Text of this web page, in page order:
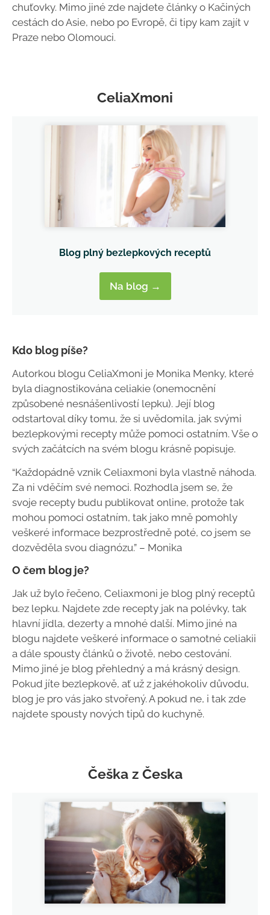
chuťovky. Mimo jiné zde najdete články o Kačiných
cestách do Asie, nebo po Evropě, či tipy kam zajít v
Praze nebo Olomouci.
CeliaXmoni
Blog plný bezlepkových receptů
Na blog →
Kdo blog píše?
Autorkou blogu CeliaXmoni je Monika Menky, které
byla diagnostikována celiakie (onemocnění
způsobené nesnášenlivostí lepku). Její blog
odstartoval díky tomu, že si uvědomila, jak svými
bezlepkovými recepty může pomoci ostatním. Vše o
svých začátcích na svém blogu krásně popisuje.
“Každopádně vznik Celiaxmoni byla vlastně náhoda.
Za ni vděčím své nemoci. Rozhodla jsem se, že
svoje recepty budu publikovat online, protože tak
mohou pomoci ostatním, tak jako mně pomohly
veškeré informace bezprostředně poté, co jsem se
dozvěděla svou diagnózu.” – Monika
O čem blog je?
Jak už bylo řečeno, Celiaxmoni je blog plný receptů
bez lepku. Najdete zde recepty jak na polévky, tak
hlavní jídla, dezerty a mnohé další. Mimo jiné na
blogu najdete veškeré informace o samotné celiakii
a dále spousty článků o životě, nebo cestování.
Mimo jiné je blog přehledný a má krásný design.
Pokud jíte bezlepkově, ať už z jakéhokoliv důvodu,
blog je pro vás jako stvořený. A pokud ne, i tak zde
najdete spousty nových tipů do kuchyně.
Češka z Česka